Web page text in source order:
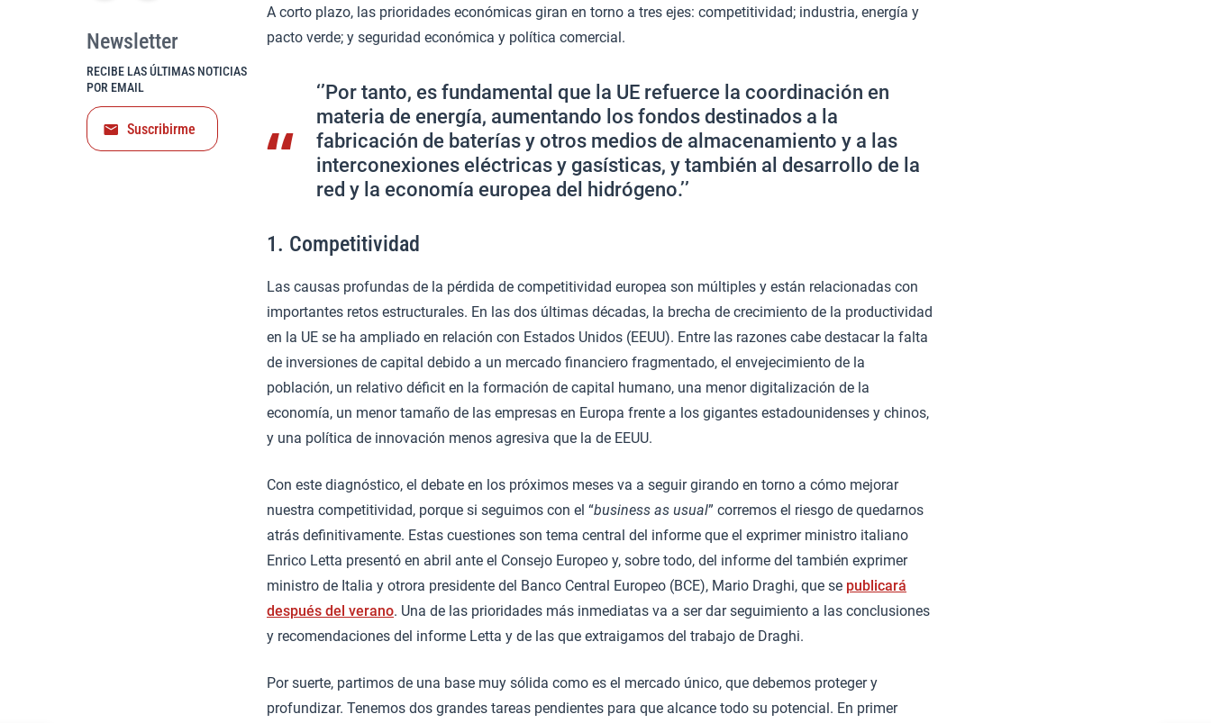
A corto plazo, las prioridades económicas giran en torno a tres ejes: competitividad; industria, energía y
pacto verde; y seguridad económica y política comercial.
‘’Por tanto, es fundamental que la UE refuerce la coordinación en
materia de energía, aumentando los fondos destinados a la
fabricación de baterías y otros medios de almacenamiento y a las
interconexiones eléctricas y gasísticas, y también al desarrollo de la
red y la economía europea del hidrógeno.’’
1. Competitividad
Las causas profundas de la pérdida de competitividad europea son múltiples y están relacionadas con
importantes retos estructurales. En las dos últimas décadas, la brecha de crecimiento de la productividad
en la UE se ha ampliado en relación con Estados Unidos (EEUU). Entre las razones cabe destacar la falta
de inversiones de capital debido a un mercado financiero fragmentado, el envejecimiento de la
población, un relativo déficit en la formación de capital humano, una menor digitalización de la
economía, un menor tamaño de las empresas en Europa frente a los gigantes estadounidenses y chinos,
y una política de innovación menos agresiva que la de EEUU.
Con este diagnóstico, el debate en los próximos meses va a seguir girando en torno a cómo mejorar
nuestra competitividad, porque si seguimos con el “business as usual” corremos el riesgo de quedarnos
atrás definitivamente. Estas cuestiones son tema central del informe que el exprimer ministro italiano
Enrico Letta presentó en abril ante el Consejo Europeo y, sobre todo, del informe del también exprimer
ministro de Italia y otrora presidente del Banco Central Europeo (BCE), Mario Draghi, que se publicará
después del verano. Una de las prioridades más inmediatas va a ser dar seguimiento a las conclusiones
y recomendaciones del informe Letta y de las que extraigamos del trabajo de Draghi.
Por suerte, partimos de una base muy sólida como es el mercado único, que debemos proteger y
profundizar. Tenemos dos grandes tareas pendientes para que alcance todo su potencial. En primer
Newsletter
RECIBE LAS ÚLTIMAS NOTICIAS
POR EMAIL
Suscribirme